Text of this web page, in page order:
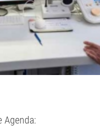
Agenda: